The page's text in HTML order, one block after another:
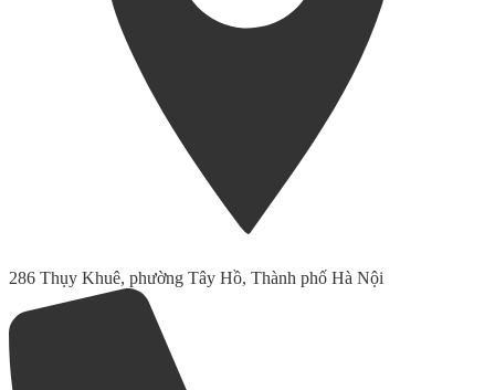
286 Thụy Khuê, phường Tây Hồ, Thành phố Hà Nội